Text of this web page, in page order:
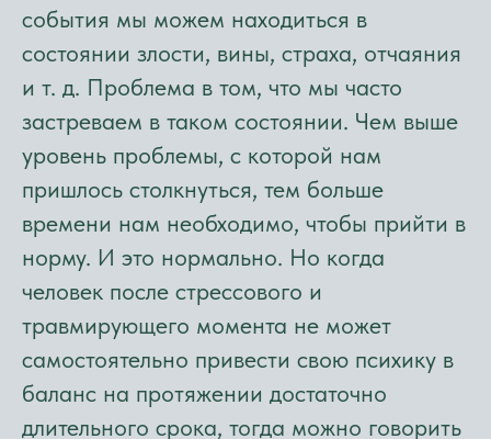
события мы можем находиться в
состоянии злости, вины, страха, отчаяния
и т. д. Проблема в том, что мы часто
застреваем в таком состоянии. Чем выше
уровень проблемы, с которой нам
пришлось столкнуться, тем больше
времени нам необходимо, чтобы прийти в
норму. И это нормально. Но когда
человек после стрессового и
травмирующего момента не может
самостоятельно привести свою психику в
баланс на протяжении достаточно
длительного срока, тогда можно говорить